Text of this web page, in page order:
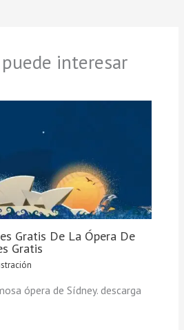
interesar
Gratis De La Ópera De
Gratis
ópera de Sídney. descarga